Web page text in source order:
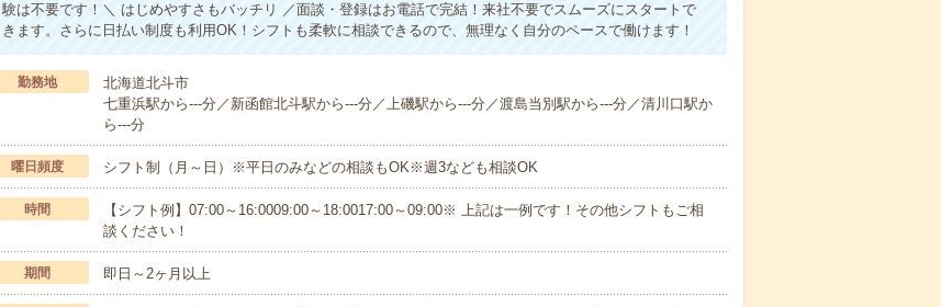
験は不要です！＼ はじめやすさもバッチリ ／面談・登録はお電話で完結！来社不要でスムーズにスタートで
きます。さらに日払い制度も利用OK！シフトも柔軟に相談できるので、無理なく自分のペースで働けます！
勤務地
北海道北斗市
七重浜駅から---分／新函館北斗駅から---分／上磯駅から---分／渡島当別駅から---分／清川口駅か
ら---分
曜日頻度 シフト制（月～日）※平日のみなどの相談もOK※週3なども相談OK
時間
【シフト例】07:00～16:0009:00～18:0017:00～09:00※ 上記は一例です！その他シフトもご相
談ください！
期間 即日～2ヶ月以上